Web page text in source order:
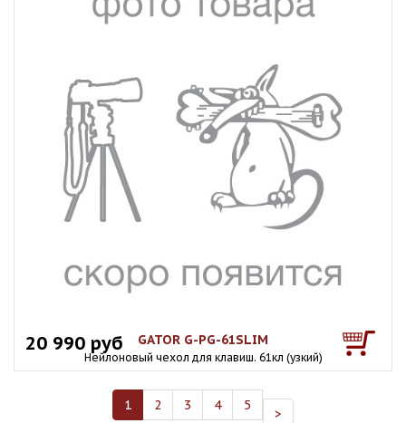
GATOR G-PG-61SLIM
Нейлоновый чехол для клавиш. 61кл (узкий)
20 990 руб
1 2 3 4 5
>